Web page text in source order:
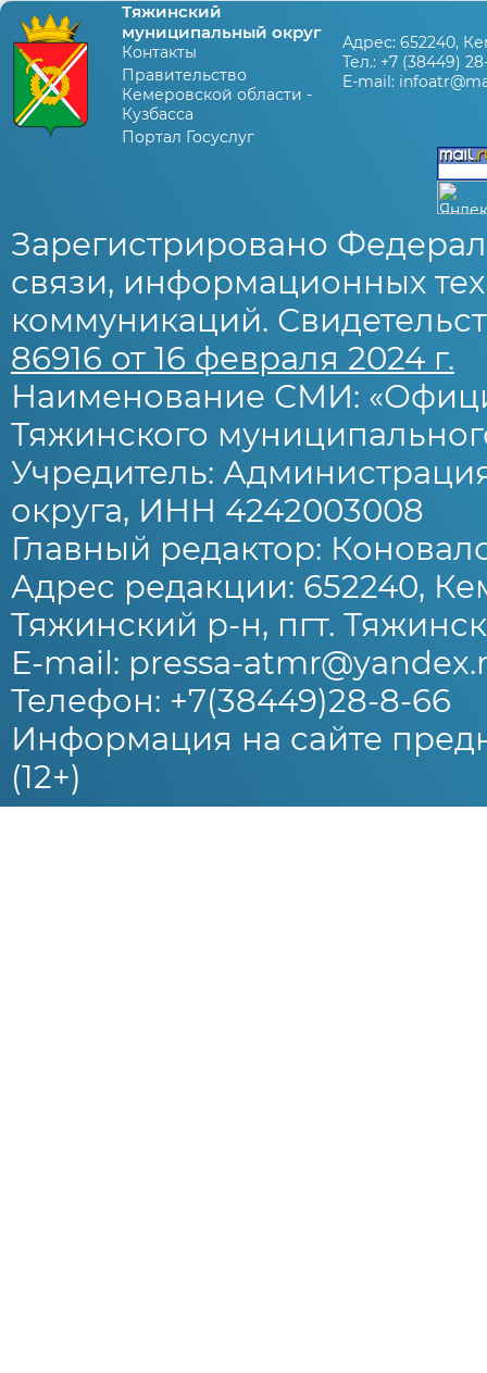
Тяжинский
муниципальный округ
Контакты
Правительство
Кемеровской области -
Кузбасса
Портал Госуслуг
Адрес: 652240,
Тел.: +7 (38449)
E-mail:
Зарегистрировано
связи, информационных
коммуникаций.
86916 от 16 февраля 2024 г.
Наименование СМИ:
Тяжинского
Учредитель:
округа, ИНН 4242003008
Главный редактор:
Адрес редакции: 652240,
Тяжинский р-н, пгт.
E-mail: pressa-
Телефон: +7(38449)28-8-66
Информация на сайте
(12+)